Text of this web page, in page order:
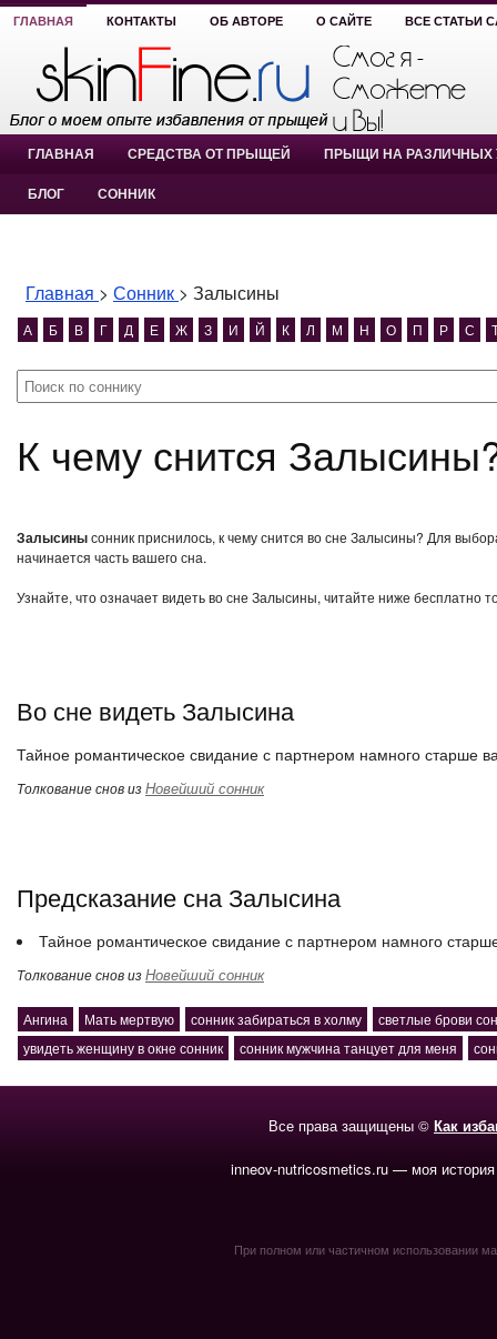
ГЛАВНАЯ КОНТАКТЫ ОБ АВТОРЕ О САЙТЕ ВСЕ СТАТЬИ
ГЛАВНАЯ СРЕДСТВА ОТ ПРЫЩЕЙ ПРЫЩИ НА РАЗЛИЧНЫХ
БЛОГ СОННИК
Главная > Сонник > Залысины
А Б В Г Д Е Ж З И Й К Л М Н О П Р С
К чему снится
Залысинысонник приснилось, к чему снится во сне Залысины? Для
начинается часть вашего сна.
Узнайте, что означает видеть во сне Залысины, читайте ниже бесплатно
Во сне видеть Залысина
Тайное романтическое свидание с партнером намного старше
Толкование снов изНовейший сонник
Предсказание сна Залысина
Тайное романтическое свидание с партнером намного
Толкование снов изНовейший сонник
Ангина Мать мертвую сонник забираться в холму
светлые брови
увидеть женщину в окне сонник
сонник мужчина танцует для меня
Все права защищены © Как
inneov-nutricosmetics.ru — моя
При полном или частичном использовании